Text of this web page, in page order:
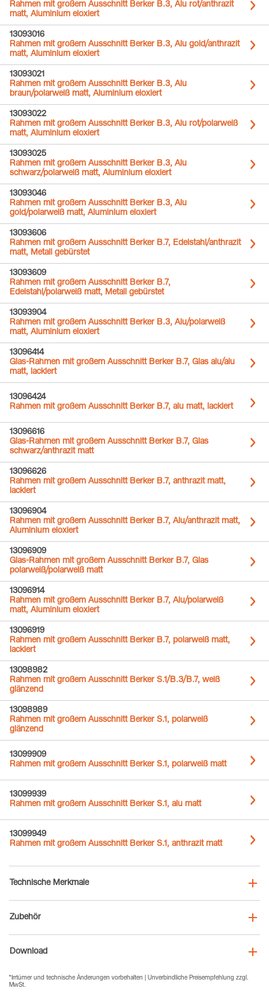
Rahmen mit großem Ausschnitt Berker B.3, Alu rot/anthrazit
matt, Aluminium eloxiert
13093016
Rahmen mit großem Ausschnitt Berker B.3, Alu gold/anthrazit
matt, Aluminium eloxiert
13093021
Rahmen mit großem Ausschnitt Berker B.3, Alu
braun/polarweiß matt, Aluminium eloxiert
13093022
Rahmen mit großem Ausschnitt Berker B.3, Alu rot/polarweiß
matt, Aluminium eloxiert
13093025
Rahmen mit großem Ausschnitt Berker B.3, Alu
schwarz/polarweiß matt, Aluminium eloxiert
13093046
Rahmen mit großem Ausschnitt Berker B.3, Alu
gold/polarweiß matt, Aluminium eloxiert
13093606
Rahmen mit großem Ausschnitt Berker B.7, Edelstahl/anthrazit
matt, Metall gebürstet
13093609
Rahmen mit großem Ausschnitt Berker B.7,
Edelstahl/polarweiß matt, Metall gebürstet
13093904
Rahmen mit großem Ausschnitt Berker B.3, Alu/polarweiß
matt, Aluminium eloxiert
13096414
Glas-Rahmen mit großem Ausschnitt Berker B.7, Glas alu/alu
matt, lackiert
13096424
Rahmen mit großem Ausschnitt Berker B.7, alu matt, lackiert
13096616
Glas-Rahmen mit großem Ausschnitt Berker B.7, Glas
schwarz/anthrazit matt
13096626
Rahmen mit großem Ausschnitt Berker B.7, anthrazit matt,
lackiert
13096904
Rahmen mit großem Ausschnitt Berker B.7, Alu/anthrazit matt,
Aluminium eloxiert
13096909
Glas-Rahmen mit großem Ausschnitt Berker B.7, Glas
polarweiß/polarweiß matt
13096914
Rahmen mit großem Ausschnitt Berker B.7, Alu/polarweiß
matt, Aluminium eloxiert
13096919
Rahmen mit großem Ausschnitt Berker B.7, polarweiß matt,
lackiert
13098982
Rahmen mit großem Ausschnitt Berker S.1/B.3/B.7, weiß
glänzend
13098989
Rahmen mit großem Ausschnitt Berker S.1, polarweiß
glänzend
13099909
Rahmen mit großem Ausschnitt Berker S.1, polarweiß matt
13099939
Rahmen mit großem Ausschnitt Berker S.1, alu matt
13099949
Rahmen mit großem Ausschnitt Berker S.1, anthrazit matt
Technische Merkmale
Zubehör
Download
*Irrtümer und technische Änderungen vorbehalten | Unverbindliche Preisempfehlung zzgl.
MwSt.